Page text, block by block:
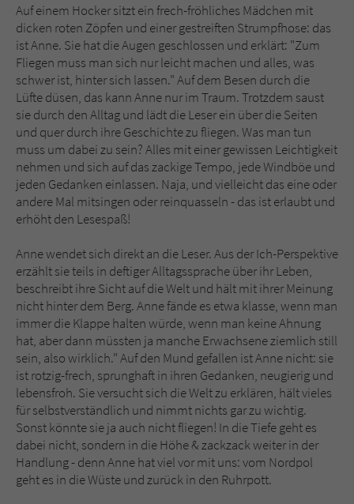
Auf einem Hocker sitzt ein frech-fröhliches Mädchen mit
dicken roten Zöpfen und einer gestreiften Strumpfhose: das
ist Anne. Sie hat die Augen geschlossen und erklärt: "Zum
Fliegen muss man sich nur leicht machen und alles, was
schwer ist, hinter sich lassen." Auf dem Besen durch die
Lüfte düsen, das kann Anne nur im Traum. Trotzdem saust
sie durch den Alltag und lädt die Leser ein über die Seiten
und quer durch ihre Geschichte zu fliegen. Was man tun
muss um dabei zu sein? Alles mit einer gewissen Leichtigkeit
nehmen und sich auf das zackige Tempo, jede Windböe und
jeden Gedanken einlassen. Naja, und vielleicht das eine oder
andere Mal mitsingen oder reinquasseln - das ist erlaubt und
erhöht den Lesespaß!
Anne wendet sich direkt an die Leser. Aus der Ich-Perspektive
erzählt sie teils in deftiger Alltagssprache über ihr Leben,
beschreibt ihre Sicht auf die Welt und hält mit ihrer Meinung
nicht hinter dem Berg. Anne fände es etwa klasse, wenn man
immer die Klappe halten würde, wenn man keine Ahnung
hat, aber dann müssten ja manche Erwachsene ziemlich still
sein, also wirklich." Auf den Mund gefallen ist Anne nicht: sie
ist rotzig-frech, sprunghaft in ihren Gedanken, neugierig und
lebensfroh. Sie versucht sich die Welt zu erklären, hält vieles
für selbstverständlich und nimmt nichts gar zu wichtig.
Sonst könnte sie ja auch nicht fliegen! In die Tiefe geht es
dabei nicht, sondern in die Höhe & zackzack weiter in der
Handlung - denn Anne hat viel vor mit uns: vom Nordpol
geht es in die Wüste und zurück in den Ruhrpott.